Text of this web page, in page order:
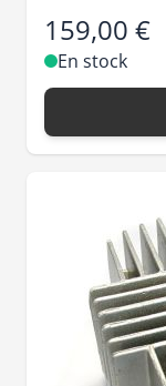
159,00 €
En stock